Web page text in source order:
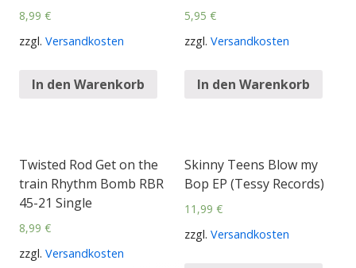
8,99 €
zzgl. Versandkosten
In den Warenkorb
5,95 €
zzgl. Versandkosten
In den Warenkorb
Twisted Rod Get on the
train Rhythm Bomb RBR
45-21 Single
8,99 €
zzgl. Versandkosten
Skinny Teens Blow my
Bop EP (Tessy Records)
11,99 €
zzgl. Versandkosten